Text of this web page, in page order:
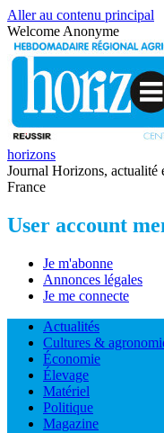
Aller au contenu principal
Welcome Anonyme
horizons
Journal Horizons, actualité
France
User account
Je m'abonne
Annonces légales
Je me connecte
Actualités
Cultures &
Économie
Élevage
Matériel
Politique
Magazine